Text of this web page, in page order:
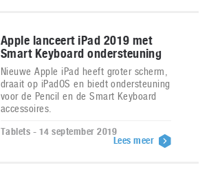
Apple lanceert iPad 2019 met
Smart Keyboard ondersteuning
Nieuwe Apple iPad heeft groter scherm,
draait op iPadOS en biedt ondersteuning
voor de Pencil en de Smart Keyboard
accessoires.
Tablets - 14 september 2019
Lees meer